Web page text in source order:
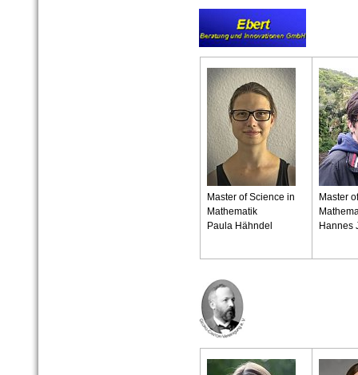
Master of Science in
Mathematik
Paula Hähndel
Master
Hannes